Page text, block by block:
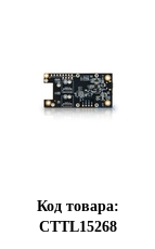
Код товара:
CTTL15268